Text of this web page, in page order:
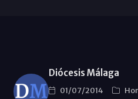
Diócesis Málaga
01/07/2014